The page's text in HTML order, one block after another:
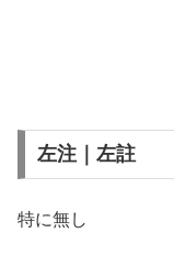
左注｜左註
特に無し